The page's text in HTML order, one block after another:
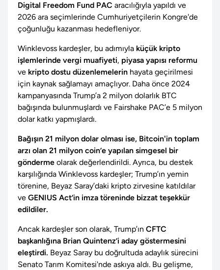
Digital Freedom Fund PAC aracılığıyla yapıldı ve
2026 ara seçimlerinde Cumhuriyetçilerin Kongre'de
çoğunluğu kazanması hedefleniyor.
Winklevoss kardeşler, bu adımıyla küçük kripto
işlemlerinde vergi muafiyeti, piyasa yapısı reformu
ve kripto dostu düzenlemelerin hayata geçirilmesi
için kaynak sağlamayı amaçlıyor. Daha önce 2024
kampanyasında Trump’a 2 milyon dolarlık BTC
bağışında bulunmuşlardı ve Fairshake PAC’e 5 milyon
dolar katkı yapmışlardı.
Bağışın 21 milyon dolar olması ise, Bitcoin'in toplam
arzı olan 21 milyon coin’e yapılan simgesel bir
gönderme olarak değerlendirildi. Ayrıca, bu destek
karşılığında Winklevoss kardeşler; Trump’ın yemin
törenine, Beyaz Saray’daki kripto zirvesine katıldılar
ve GENIUS Act’in imza töreninde bizzat teşekkür
edildiler.
Ancak kardeşler son olarak, Trump’ın CFTC
başkanlığına Brian Quintenz’i aday göstermesini
eleştirdi. Beyaz Saray bu doğrultuda adaylık sürecini
Senato Tarım Komitesi'nde askıya aldı. Bu gelişme,